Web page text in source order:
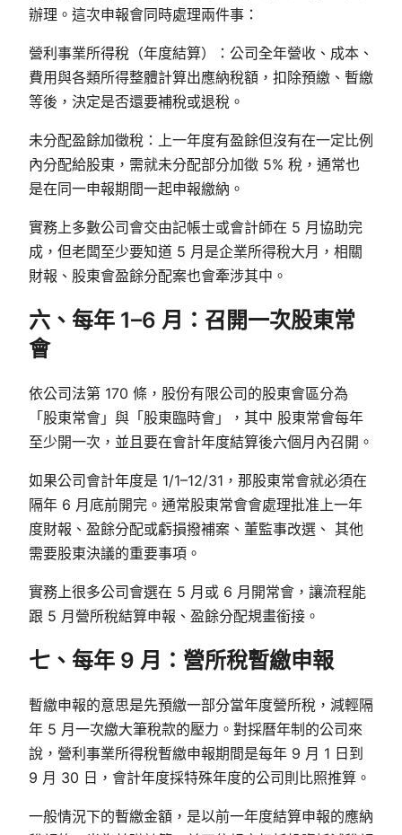
辦理。這次申報會同時處理兩件事：
營利事業所得稅（年度結算）：公司全年營收、成本、
費用與各類所得整體計算出應納稅額，扣除預繳、暫繳
等後，決定是否還要補稅或退稅。
未分配盈餘加徵稅：上一年度有盈餘但沒有在一定比例
內分配給股東，需就未分配部分加徵 5% 稅，通常也
是在同一申報期間一起申報繳納。
實務上多數公司會交由記帳士或會計師在 5 月協助完
成，但老闆至少要知道 5 月是企業所得稅大月，相關
財報、股東會盈餘分配案也會牽涉其中。
六、每年 1–6 月：召開一次股東常
會
依公司法第 170 條，股份有限公司的股東會區分為
「股東常會」與「股東臨時會」，其中 股東常會每年
至少開一次，並且要在會計年度結算後六個月內召開。
如果公司會計年度是 1/1–12/31，那股東常會就必須在
隔年 6 月底前開完。通常股東常會會處理批准上一年
度財報、盈餘分配或虧損撥補案、董監事改選、 其他
需要股東決議的重要事項。
實務上很多公司會選在 5 月或 6 月開常會，讓流程能
跟 5 月營所稅結算申報、盈餘分配規畫銜接。
七、每年 9 月：營所稅暫繳申報
暫繳申報的意思是先預繳一部分當年度營所稅，減輕隔
年 5 月一次繳大筆稅款的壓力。對採曆年制的公司來
說，營利事業所得稅暫繳申報期間是每年 9 月 1 日到
9 月 30 日，會計年度採特殊年度的公司則比照推算。
一般情況下的暫繳金額，是以前一年度結算申報的應納